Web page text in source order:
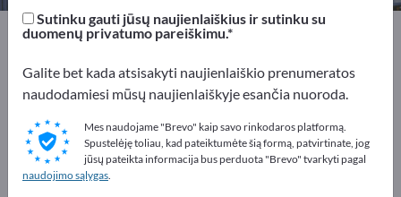
Exportpages Dirbtuvių įrankiai
Reklamuokitės nemokamai
Exportpages!
Poreikiai – Pasiūlymai – Naudotos prekės – Verslo
kontaktai >> pradėkite čia
Sutinku gauti jūsų naujienlaiškius ir sutinku su
duomenų privatumo pareiškimu.
Galite bet kada atsisakyti naujienlaiškio prenumeratos
naudodamiesi mūsų naujienlaiškyje esančia nuoroda.
Mes naudojame "Brevo" kaip savo rinkodaros platformą.
Spustelėję toliau, kad pateiktumėte šią formą, patvirtinate, jog
jūsų pateikta informacija bus perduota "Brevo" tvarkyti pagal
naudojimo sąlygas.